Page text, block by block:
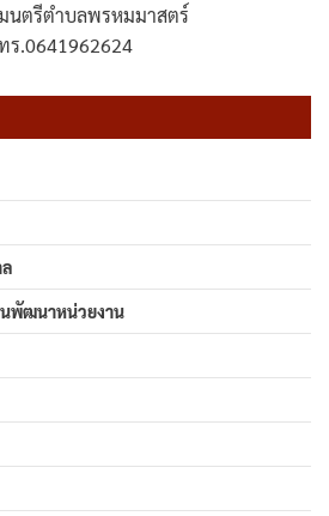
นตรีตำบลพรหมมาสตร์
ร.0641962624
พัฒนาหน่วยงาน